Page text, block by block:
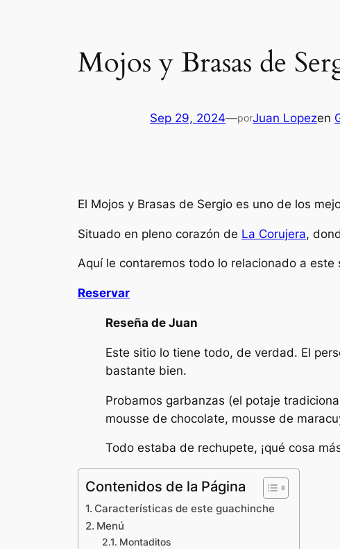
Mojos y Brasas de
Sep 29, 2024—porJuan Lopezen
El Mojos y Brasas de Sergio es uno de los
Situado en pleno corazón de La Corujera,
Aquí le contaremos todo lo relacionado a
Reservar
Reseña de Juan
Este sitio lo tiene todo, de verdad. El
bastante bien.
Probamos garbanzas (el potaje
mousse de chocolate, mousse de
Todo estaba de rechupete, ¡qué cosa
Contenidos de la Página
Características de este guachinche
Menú
Montaditos